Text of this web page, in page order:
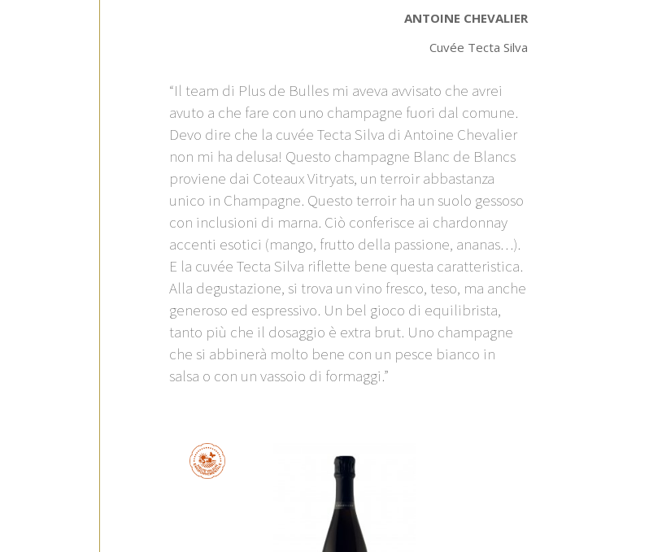
ANTOINE CHEVALIER
Cuvée Tecta Silva
“Il team di Plus de Bulles mi aveva avvisato che avrei
avuto a che fare con uno champagne fuori dal comune.
Devo dire che la cuvée Tecta Silva di Antoine Chevalier
non mi ha delusa! Questo champagne Blanc de Blancs
proviene dai Coteaux Vitryats, un terroir abbastanza
unico in Champagne. Questo terroir ha un suolo gessoso
con inclusioni di marna. Ciò conferisce ai chardonnay
accenti esotici (mango, frutto della passione, ananas…).
E la cuvée Tecta Silva riflette bene questa caratteristica.
Alla degustazione, si trova un vino fresco, teso, ma anche
generoso ed espressivo. Un bel gioco di equilibrista,
tanto più che il dosaggio è extra brut. Uno champagne
che si abbinerà molto bene con un pesce bianco in
salsa o con un vassoio di formaggi.”